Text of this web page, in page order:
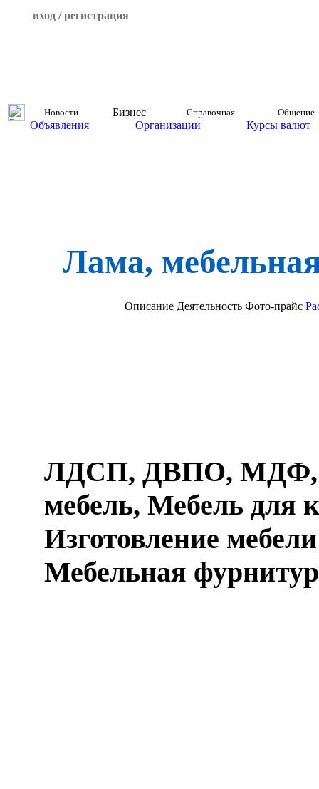
вход / регистрация
Новости Бизнес Справочная Общение
Объявления Организации Курсы валют
Лама,
Описание Деятельность Фото-прайс
ЛДСП, ДВПО, МДФ,
мебель, Мебель для
Изготовление
Мебельная